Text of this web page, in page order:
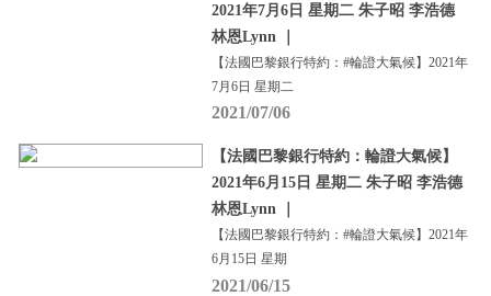
2021年7月6日 星期二 朱子昭 李浩德
林恩Lynn ｜
【法國巴黎銀行特約：#輪證大氣候】2021年
7月6日 星期二
2021/07/06
【法國巴黎銀行特約：輪證大氣候】
2021年6月15日 星期二 朱子昭 李浩德
林恩Lynn ｜
【法國巴黎銀行特約：#輪證大氣候】2021年
6月15日 星期
2021/06/15